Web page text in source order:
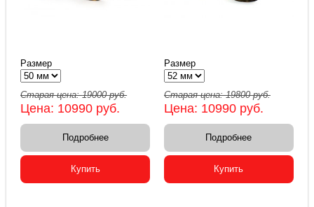
Размер
Старая цена:19000руб.
Цена: 10990 руб.
Подробнее
Купить
Размер
Старая цена:19800руб.
Цена: 10990 руб.
Подробнее
Купить